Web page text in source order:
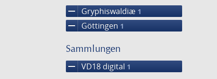
remove Gryphiswaldiæ 1
remove Göttingen 1
Sammlungen
remove VD18 digital 1